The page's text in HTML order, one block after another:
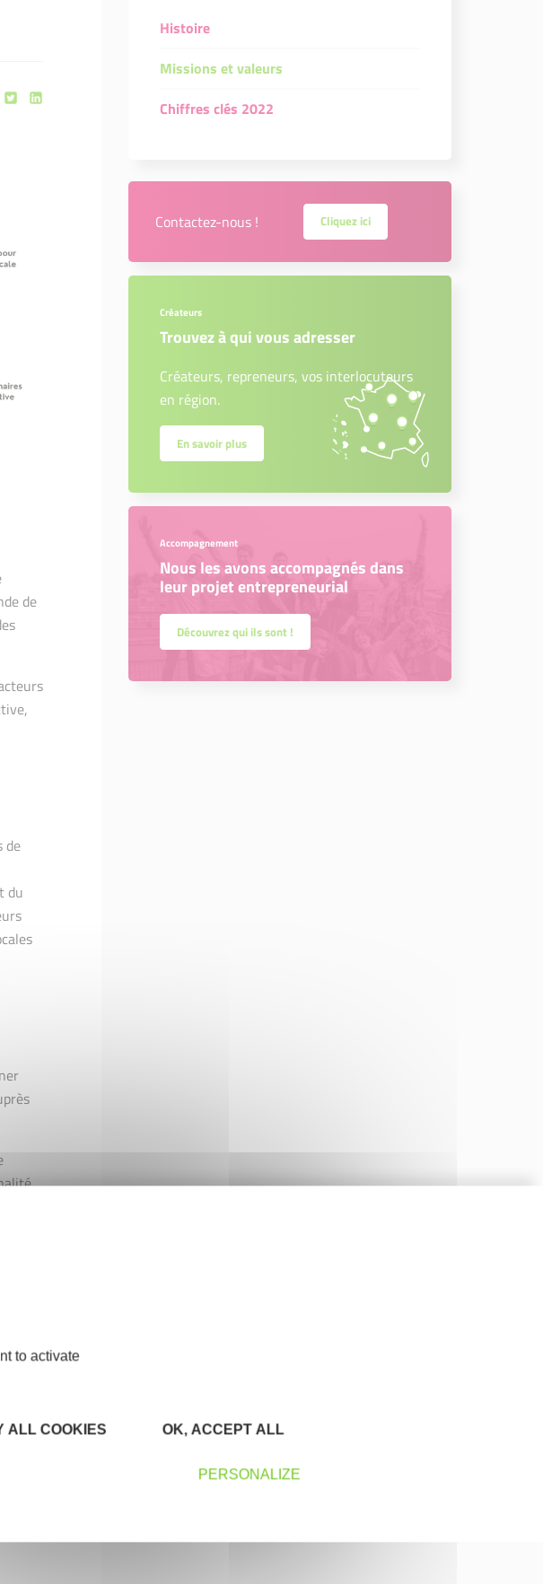
de
de
du
Histoire
Missions et valeurs
Chiffres clés 2022
Contactez-nous ! Cliquez ici
Créateurs
Trouvez à qui vous adresser
Créateurs, repreneurs, vos interlocuteurs
en région.
En savoir plus
Accompagnement
Nous les avons accompagnés dans
leur projet entrepreneurial
Découvrez qui ils sont !
to activate
OK, ACCEPT ALL
ALL COOKIES
PERSONALIZE